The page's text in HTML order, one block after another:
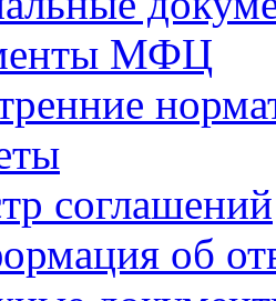
МФЦ
соглашений
об